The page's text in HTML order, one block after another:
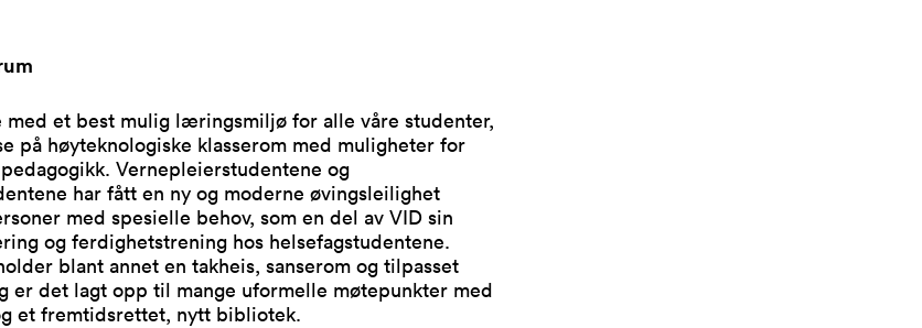
med et best mulig læringsmiljø for alle våre studenter,
på høyteknologiske klasserom med muligheter for
Vernepleierstudentene og
har fått en ny og moderne øvingsleilighet
med spesielle behov, som en del av VID sin
og ferdighetstrening hos helsefagstudentene.
blant annet en takheis, sanserom og tilpasset
er det lagt opp til mange uformelle møtepunkter med
et fremtidsrettet, nytt bibliotek.